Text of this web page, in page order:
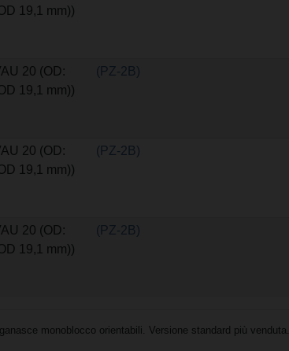
19,1 mm))
20 (OD:
19,1 mm))
(PZ-2B)
20 (OD:
19,1 mm))
(PZ-2B)
20 (OD:
19,1 mm))
(PZ-2B)
monoblocco orientabili. Versione standard più venduta.